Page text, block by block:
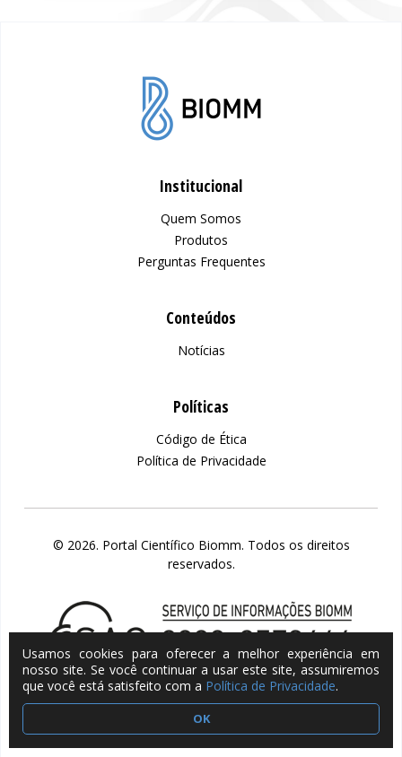
Usamos cookies para oferecer a melhor experiência em
nosso site. Se você continuar a usar este site, assumiremos
que você está satisfeito com a Política de Privacidade.
OK
Institucional
Quem Somos
Produtos
Perguntas Frequentes
Conteúdos
Notícias
Políticas
Código de Ética
Política de Privacidade
© 2026. Portal Científico Biomm. Todos os direitos
reservados.